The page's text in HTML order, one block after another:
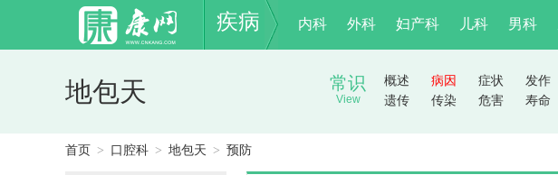
疾病 内科 外科 妇产科 儿科 男科
地包天 常识
View
概述 病因 症状
发作
遗传
传染 危害 寿命
首页 > 口腔科 > 地包天 > 预防